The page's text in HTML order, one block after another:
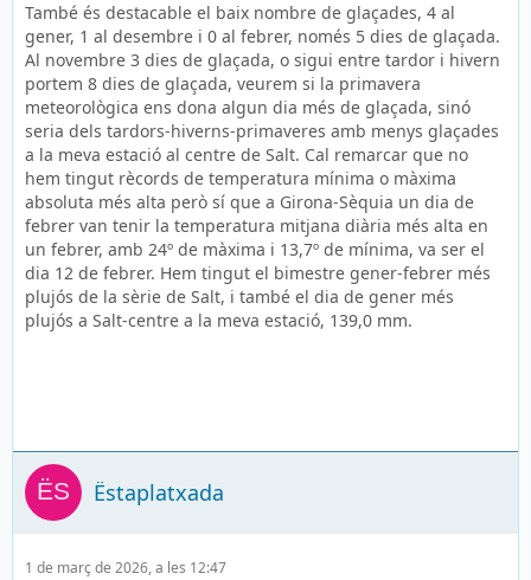
També és destacable el baix nombre de glaçades, 4 al
gener, 1 al desembre i 0 al febrer, només 5 dies de glaçada.
Al novembre 3 dies de glaçada, o sigui entre tardor i hivern
portem 8 dies de glaçada, veurem si la primavera
meteorològica ens dona algun dia més de glaçada, sinó
seria dels tardors-hiverns-primaveres amb menys glaçades
a la meva estació al centre de Salt. Cal remarcar que no
hem tingut rècords de temperatura mínima o màxima
absoluta més alta però sí que a Girona-Sèquia un dia de
febrer van tenir la temperatura mitjana diària més alta en
un febrer, amb 24º de màxima i 13,7º de mínima, va ser el
dia 12 de febrer. Hem tingut el bimestre gener-febrer més
plujós de la sèrie de Salt, i també el dia de gener més
plujós a Salt-centre a la meva estació, 139,0 mm.
Ëstaplatxada
1 de març de 2026, a les 12:47